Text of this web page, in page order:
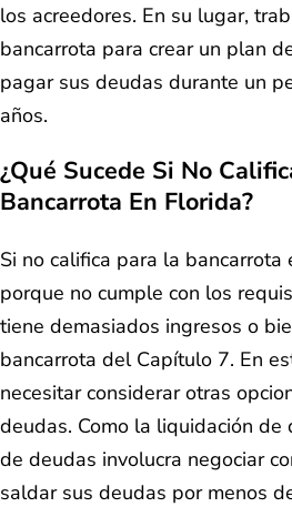
los acreedores. En su lugar,
bancarrota para crear un plan
pagar sus deudas durante un
años.
¿Qué Sucede Si No
Bancarrota En Florida?
Si no califica para la bancarrota
porque no cumple con los
tiene demasiados ingresos o
bancarrota del Capítulo 7. En
necesitar considerar otras
deudas. Como la liquidación de
de deudas involucra negociar
saldar sus deudas por menos